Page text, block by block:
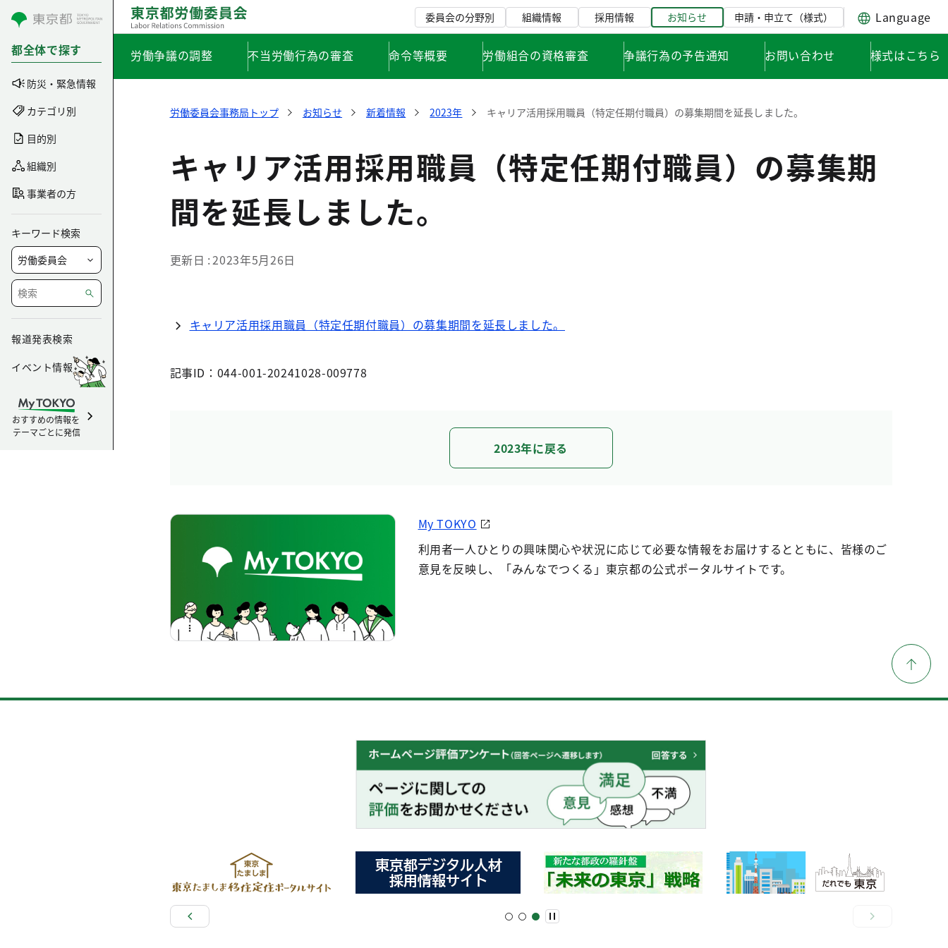
コンテンツにスキップ
都全体で探す
防災・緊急情報
カテゴリ別
目的別
組織別
事業者の方
キーワード検索
報道発表検索
イベント情報
おすすめの情報を
テーマごとに発信
委員会の分野別 組織情報 採用情報 お知らせ 申請・申立て（様式） Language
労働争議の調整 不当労働行為の審査 命令等概要 労働組合の資格審査 争議行為の予告通知 お問い合わせ 様式はこちら
労働委員会事務局トップ お知らせ 新着情報 2023年 キャリア活用採用職員（特定任期付職員）の募集期間を延長しました。
キャリア活用採用職員（特定任期付職員）の募集期
間を延長しました。
更新日 2023年5月26日
キャリア活用採用職員（特定任期付職員）の募集期間を延長しました。
記事ID：044-001-20241028-009778
2023年に戻る
My TOKYO
利用者一人ひとりの興味関心や状況に応じて必要な情報をお届けするとともに、皆様のご
意見を反映し、「みんなでつくる」東京都の公式ポータルサイトです。